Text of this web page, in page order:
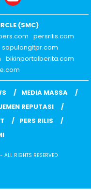
(SMC)
persrilis.com
sapulangitpr.com
bikinportalberita.com
MEDIA MASSA
REPUTASI
PERS RILIS
RIGHTS RESERVED